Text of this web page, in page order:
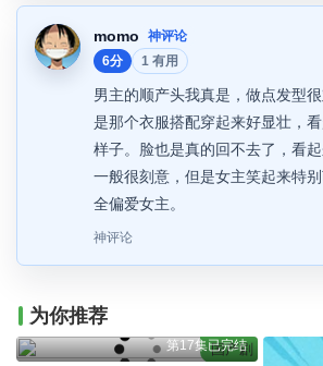
momo
神评论
6分
1 有用
男主的顺产头我真是，做点发型
是那个衣服搭配穿起来好显壮，
样子。脸也是真的回不去了，看
一般很刻意，但是女主笑起来特
全偏爱女主。
神评论
为你推荐
国产剧
第17集已完结